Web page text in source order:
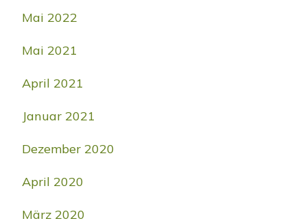
Mai 2022
Mai 2021
April 2021
Januar 2021
Dezember 2020
April 2020
März 2020